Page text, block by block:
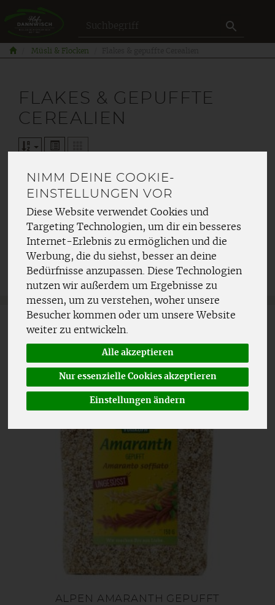
NIMM DEINE COOKIE-
EINSTELLUNGEN VOR
Diese Website verwendet Cookies und
Targeting Technologien, um dir ein besseres
Internet-Erlebnis zu ermöglichen und die
Werbung, die du siehst, besser an deine
Bedürfnisse anzupassen. Diese Technologien
nutzen wir außerdem um Ergebnisse zu
messen, um zu verstehen, woher unsere
Besucher kommen oder um unsere Website
weiter zu entwickeln.
Alle akzeptieren
Nur essenzielle Cookies akzeptieren
Einstellungen ändern
Müsli & Flocken
FLAKES & GEPUFFTE
CEREALIEN
Hersteller Ernährung
Allergene
ALPEN AMARANTH GEPUFFT